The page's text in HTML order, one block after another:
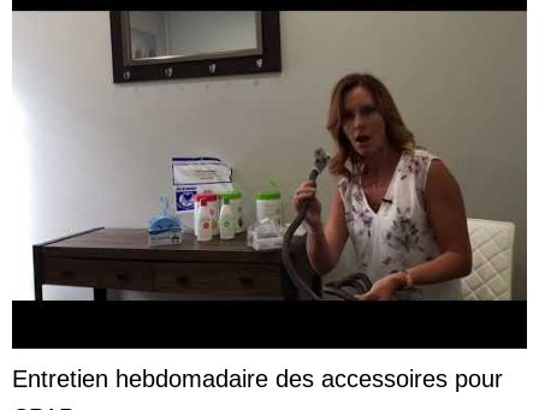
Entretien hebdomadaire des accessoires pour